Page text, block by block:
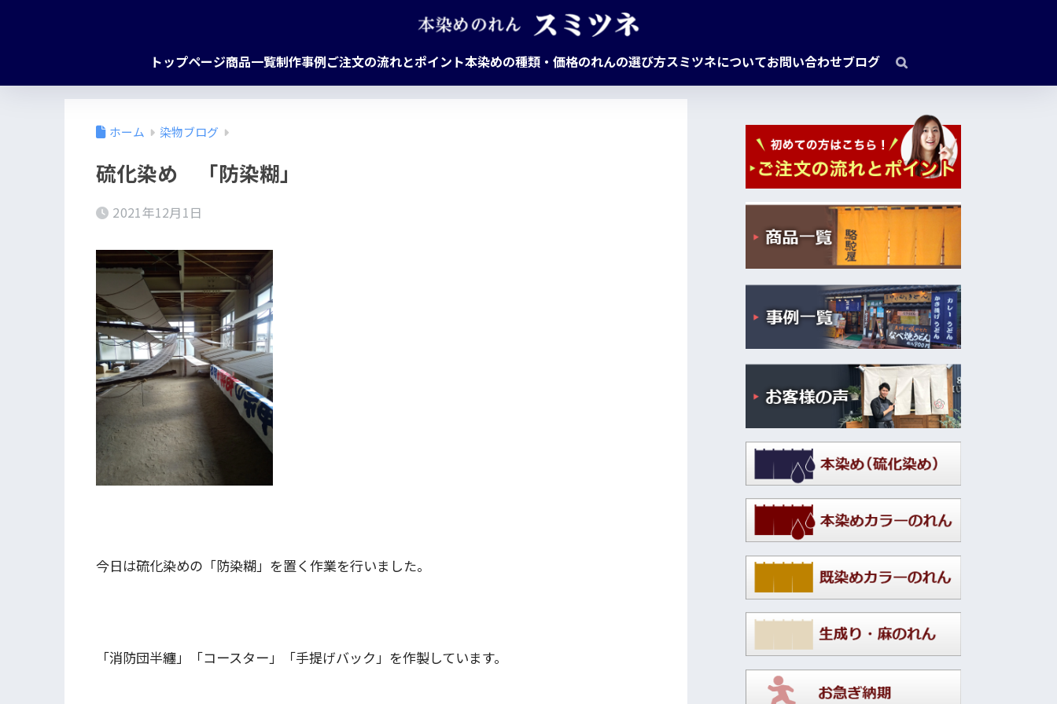
トップページ商品一覧制作事例ご注文の流れとポイント本染めの種類・価格のれんの選び方スミツネについてお問い合わせブログ
ホーム 染物ブログ
硫化染め 「防染糊」
2021年12月1日
今日は硫化染めの「防染糊」を置く作業を行いました。
「消防団半纏」「コースター」「手提げバック」を作製しています。